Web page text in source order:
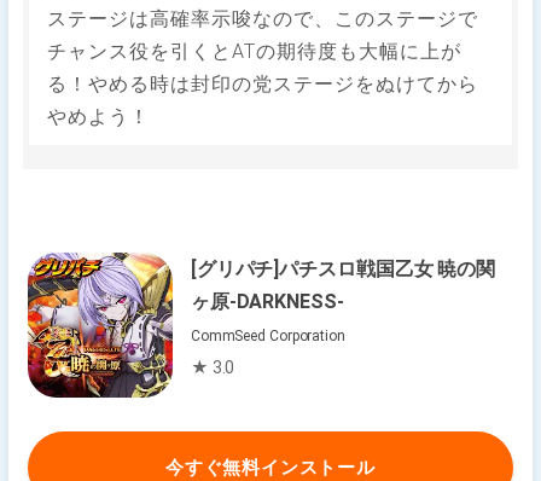
ステージは高確率示唆なので、このステージで
チャンス役を引くとATの期待度も大幅に上が
る！やめる時は封印の党ステージをぬけてから
やめよう！
[グリパチ]パチスロ戦国乙女 暁の関
ヶ原-DARKNESS-
CommSeed Corporation
★ 3.0
今すぐ無料インストール